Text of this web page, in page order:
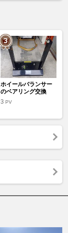
ホイールバランサー
のベアリング交換
3 PV